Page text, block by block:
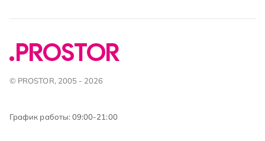
© PROSTOR, 2005 - 2026
График работы: 09:00-21:00